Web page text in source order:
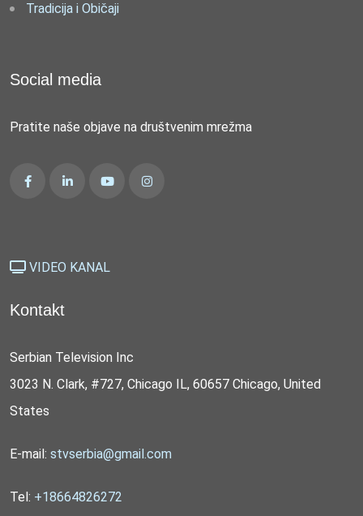
Tradicija i Običaji
Social media
Pratite naše objave na društvenim mrežma
VIDEO KANAL
Kontakt
Serbian Television Inc
3023 N. Clark, #727, Chicago IL, 60657 Chicago, United
States
E-mail: stvserbia@gmail.com
Tel: +18664826272